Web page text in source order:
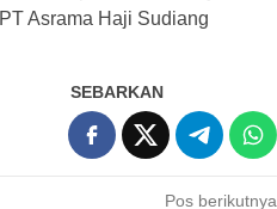
Asrama Haji Sudiang
SEBARKAN
Pos berikutnya